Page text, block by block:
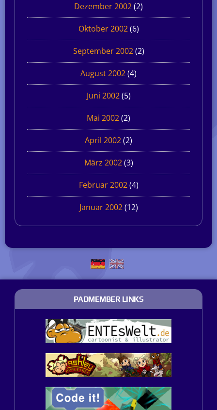
Dezember 2002(2)
Oktober 2002(6)
September 2002(2)
August 2002(4)
Juni 2002(5)
Mai 2002(2)
April 2002(2)
März 2002(3)
Februar 2002(4)
Januar 2002(12)
PADMEMBER LINKS